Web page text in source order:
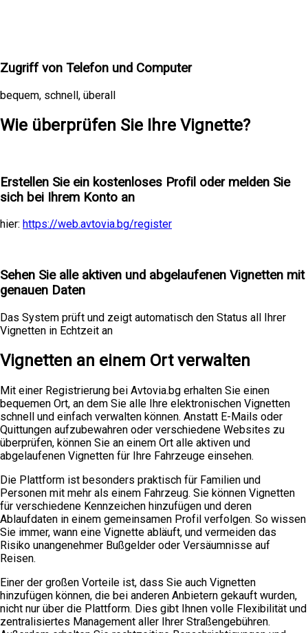
Zugriff von Telefon und Computer
bequem, schnell, überall
Wie überprüfen Sie Ihre Vignette?
Erstellen Sie ein kostenloses Profil oder melden Sie
sich bei Ihrem Konto an
hier: https://web.avtovia.bg/register
Sehen Sie alle aktiven und abgelaufenen Vignetten mit
genauen Daten
Das System prüft und zeigt automatisch den Status all Ihrer
Vignetten in Echtzeit an
Vignetten an einem Ort verwalten
Mit einer Registrierung bei Avtovia.bg erhalten Sie einen
bequemen Ort, an dem Sie alle Ihre elektronischen Vignetten
schnell und einfach verwalten können. Anstatt E-Mails oder
Quittungen aufzubewahren oder verschiedene Websites zu
überprüfen, können Sie an einem Ort alle aktiven und
abgelaufenen Vignetten für Ihre Fahrzeuge einsehen.
Die Plattform ist besonders praktisch für Familien und
Personen mit mehr als einem Fahrzeug. Sie können Vignetten
für verschiedene Kennzeichen hinzufügen und deren
Ablaufdaten in einem gemeinsamen Profil verfolgen. So wissen
Sie immer, wann eine Vignette abläuft, und vermeiden das
Risiko unangenehmer Bußgelder oder Versäumnisse auf
Reisen.
Einer der großen Vorteile ist, dass Sie auch Vignetten
hinzufügen können, die bei anderen Anbietern gekauft wurden,
nicht nur über die Plattform. Dies gibt Ihnen volle Flexibilität und
zentralisiertes Management aller Ihrer Straßengebühren.